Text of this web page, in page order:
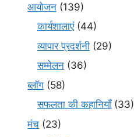
आयोजन (139)
कार्यशालाएं(44)
व्यापार प्रदर्शनी (29)
सम्मेलन (36)
ब्लॉग (58)
सफलता की कहानियाँ(33)
मंच (23)